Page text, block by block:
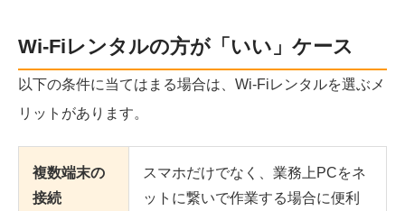
Wi-Fiレンタルの方が「いい」ケース
以下の条件に当てはまる場合は、Wi-Fiレンタルを選ぶメ
リットがあります。
複数端末の
接続
スマホだけでなく、業務上PCをネ
ットに繋いで作業する場合に便利